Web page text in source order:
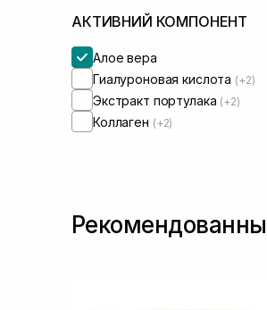
АКТИВНИЙ КОМПОНЕНТ
Алое вера
Гиалуроновая кислота (+2)
Экстракт портулака (+2)
Коллаген (+2)